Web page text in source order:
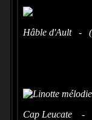
Hâble d'Ault -
Cap Leucate -